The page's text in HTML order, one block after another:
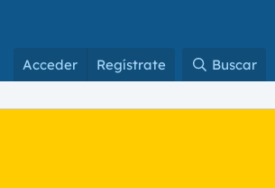
Acceder Regístrate Buscar